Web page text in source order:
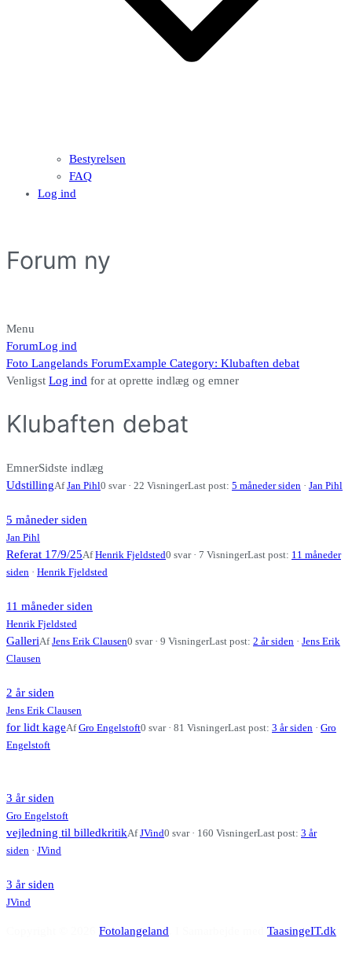
Bestyrelsen
FAQ
Log ind
Forum ny
Menu
Forum
navigering
ForumLog ind
Forum
brødkrummer
Du
er
Foto Langelands ForumExample Category: Klubaften debat
Venligst Log ind for at oprette indlæg og emner
Klubaften debat
EmnerSidste indlæg
UdstillingAfJan Pihl0 svar · 22 VisningerLast post: 5 måneder siden · Jan Pihl
5 måneder siden
Jan Pihl
Referat 17/9/25AfHenrik Fjeldsted0 svar · 7 VisningerLast post: 11 måneder
siden · Henrik Fjeldsted
11 måneder siden
Henrik Fjeldsted
GalleriAfJens Erik Clausen0 svar · 9 VisningerLast post: 2 år siden · Jens Erik
Clausen
2 år siden
Jens Erik Clausen
for lidt kageAfGro Engelstoft0 svar · 81 VisningerLast post: 3 år siden · Gro
Engelstoft
3 år siden
Gro Engelstoft
vejledning til billedkritikAfJVind0 svar · 160 VisningerLast post: 3 år
siden · JVind
3 år siden
JVind
Fotolangeland
TaasingeIT.dk